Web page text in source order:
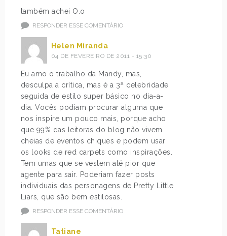
também achei O.o
RESPONDER ESSE COMENTÁRIO
Helen Miranda
04 DE FEVEREIRO DE 2011 - 15:30
Eu amo o trabalho da Mandy, mas,
desculpa a crítica, mas é a 3ª celebridade
seguida de estilo super básico no dia-a-
dia. Vocês podiam procurar alguma que
nos inspire um pouco mais, porque acho
que 99% das leitoras do blog não vivem
cheias de eventos chiques e podem usar
os looks de red carpets como inspirações.
Tem umas que se vestem até pior que
agente para sair. Poderiam fazer posts
individuais das personagens de Pretty Little
Liars, que são bem estilosas.
RESPONDER ESSE COMENTÁRIO
Tatiane